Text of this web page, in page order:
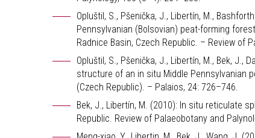
Opluštil, S., Pšenička, J., Libertín, M.,
Pennsylvanian (Bolsovian) peat-forming
Radnice Basin, Czech Republic. – Review of
Opluštil, S., Pšenička, J., Libertín, M., Bek, J.,
structure of an in situ Middle Pennsylvanian
(Czech Republic). – Palaios, 24: 726–746.
Bek, J., Libertín, M. (2010): In situ reticulate
Republic. Review of Palaeobotany and